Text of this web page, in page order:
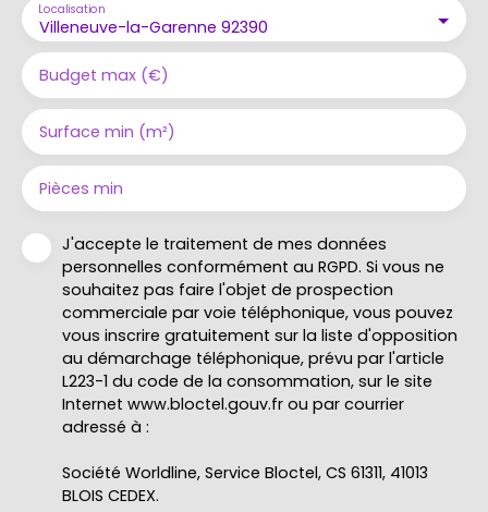
Villeneuve-la-Garenne 92390
Localisation
Budget max (€)
Surface min (m²)
Pièces min
J'accepte le traitement de mes données
personnelles conformément au RGPD. Si vous ne
souhaitez pas faire l'objet de prospection
commerciale par voie téléphonique, vous pouvez
vous inscrire gratuitement sur la liste d'opposition
au démarchage téléphonique, prévu par l'article
L223-1 du code de la consommation, sur le site
Internet www.bloctel.gouv.fr ou par courrier
adressé à :
Société Worldline, Service Bloctel, CS 61311, 41013
BLOIS CEDEX.